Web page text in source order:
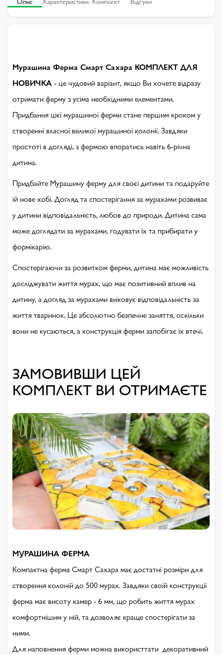
Мурашина Ферма Смарт Сахара КОМПЛЕКТ ДЛЯ
НОВИЧКА- це чудовий варіант, якщо Ви хочете відразу
отримати ферму з усіма необхідними елементами.
Придбання цієї мурашиної ферми стане першим кроком у
створенні власної великої мурашиної колонії. Завдяки
простоті в догляді, з фермою впоратись навіть 6-річна
дитина.
Придбайте Мурашину ферму для своєї дитини та подаруйте
їй нове хобі. Догляд та спостерігання за мурахами розвиває
у дитини відповідальність, любов до природи. Дитина сама
може доглядати за мурахами, годувати їх та прибирати у
формікарію.
Спостерігаючи за розвитком ферми, дитина має можливість
досліджувати життя мурах, що має позитивний вплив на
дитину, а догляд за мурахами виховує відповідальність за
життя тваринок. Це абсолютно безпечне заняття, оскільки
вони не кусаються, а конструкція ферми запобігає їх втечі.
ЗАМОВИВШИ ЦЕЙ
КОМПЛЕКТ ВИ ОТРИМАЄТЕ
МУРАШИНА ФЕРМА
Компактна ферма Смарт Сахара має достатні розміри для
створення колоній до 500 мурах. Завдяки своїй конструкції
ферма має висоту камер - 6 мм, що робить життя мурах
комфортнішим у ній, та дозволяє краще спостерігати за
ними.
Для наповнення ферми можна використтати декоративний